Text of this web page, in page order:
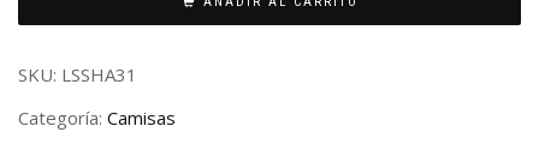
SKU: LSSHA31
Categoría: Camisas